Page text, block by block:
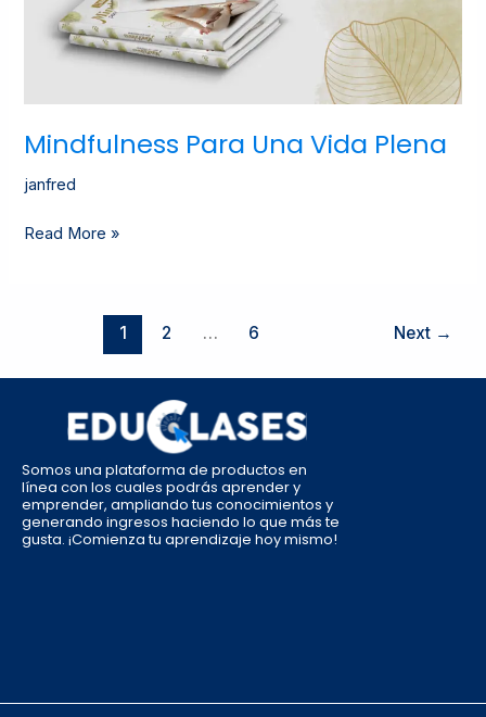
Mindfulness Para Una Vida Plena
janfred
Read More »
1 2 … 6 Next →
Somos una plataforma de productos en
línea con los cuales podrás aprender y
emprender, ampliando tus conocimientos y
generando ingresos haciendo lo que más te
gusta. ¡Comienza tu aprendizaje hoy mismo!